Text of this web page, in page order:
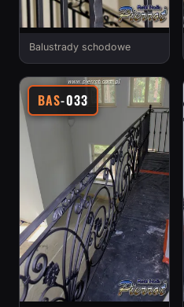
Balustrady schodowe
BAS-033